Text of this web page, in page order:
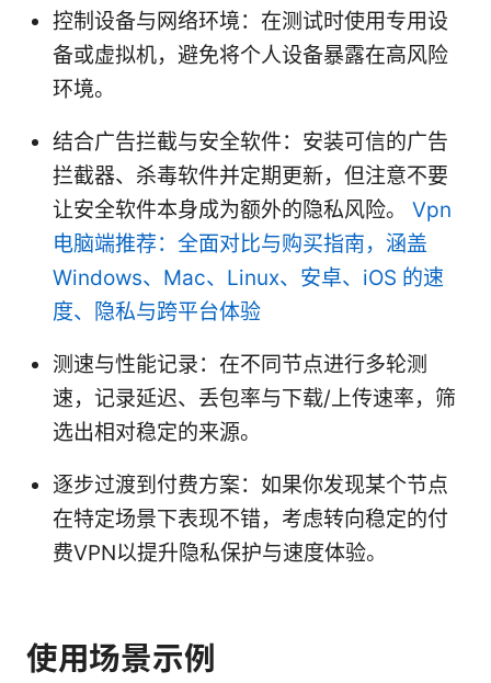
控制设备与网络环境：在测试时使用专用设
备或虚拟机，避免将个人设备暴露在高风险
环境。
结合广告拦截与安全软件：安装可信的广告
拦截器、杀毒软件并定期更新，但注意不要
让安全软件本身成为额外的隐私风险。 Vpn
电脑端推荐：全面对比与购买指南，涵盖
Windows、Mac、Linux、安卓、iOS 的速
度、隐私与跨平台体验
测速与性能记录：在不同节点进行多轮测
速，记录延迟、丢包率与下载/上传速率，筛
选出相对稳定的来源。
逐步过渡到付费方案：如果你发现某个节点
在特定场景下表现不错，考虑转向稳定的付
费VPN以提升隐私保护与速度体验。
使用场景示例